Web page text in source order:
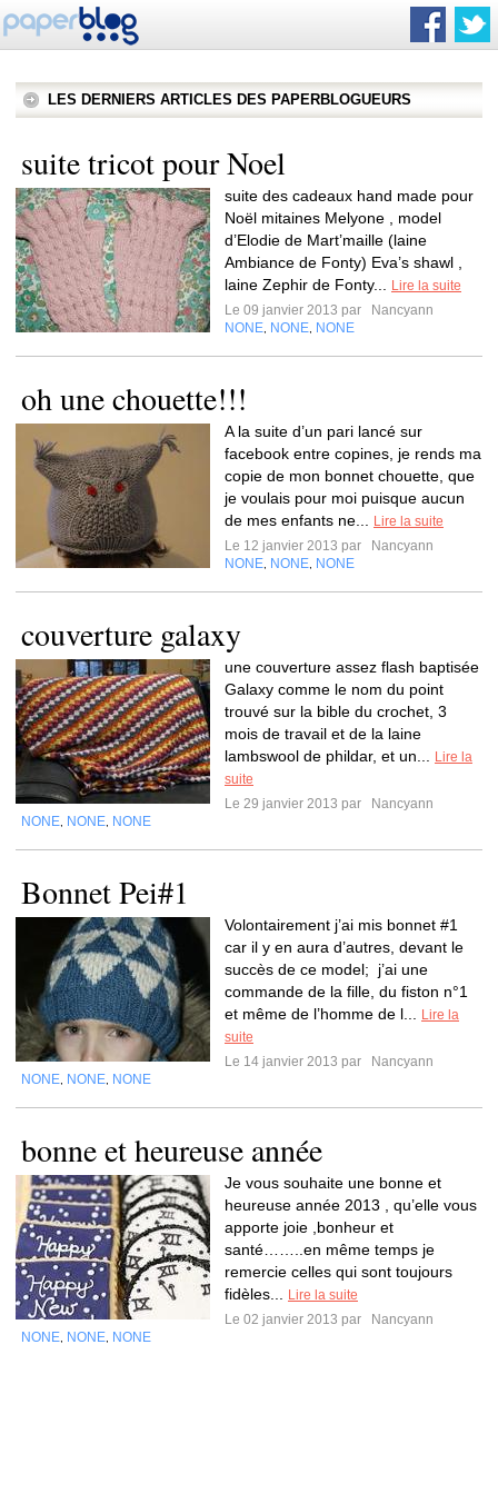
LES DERNIERS ARTICLES DES PAPERBLOGUEURS
suite tricot pour Noel
suite des cadeaux hand made pour
Noël mitaines Melyone , model
d’Elodie de Mart’maille (laine
Ambiance de Fonty) Eva’s shawl ,
laine Zephir de Fonty...
Lire la suite
Le 09 janvier 2013 par
Nancyann
NONE NONE NONE
oh une chouette!!!
A la suite d’un pari lancé sur
facebook entre copines, je rends ma
copie de mon bonnet chouette, que
je voulais pour moi puisque aucun
de mes enfants ne...
Lire la suite
Le 12 janvier 2013 par
Nancyann
NONE NONE NONE
couverture galaxy
une couverture assez flash baptisée
Galaxy comme le nom du point
trouvé sur la bible du crochet, 3
mois de travail et de la laine
lambswool de phildar, et un...
Lire la
suite
Le 29 janvier 2013 par
Nancyann
NONE NONE NONE
Bonnet Pei#1
Volontairement j’ai mis bonnet #1
car il y en aura d’autres, devant le
succès de ce model; j’ai une
commande de la fille, du fiston n°1
et même de l’homme de l...
Lire la
suite
Le 14 janvier 2013 par
Nancyann
NONE NONE NONE
bonne et heureuse année
Je vous souhaite une bonne et
heureuse année 2013 , qu’elle vous
apporte joie ,bonheur et
santé……..en même temps je
remercie celles qui sont toujours
fidèles...
Lire la suite
Le 02 janvier 2013 par
Nancyann
NONE NONE NONE